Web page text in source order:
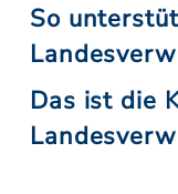
So
Das ist die